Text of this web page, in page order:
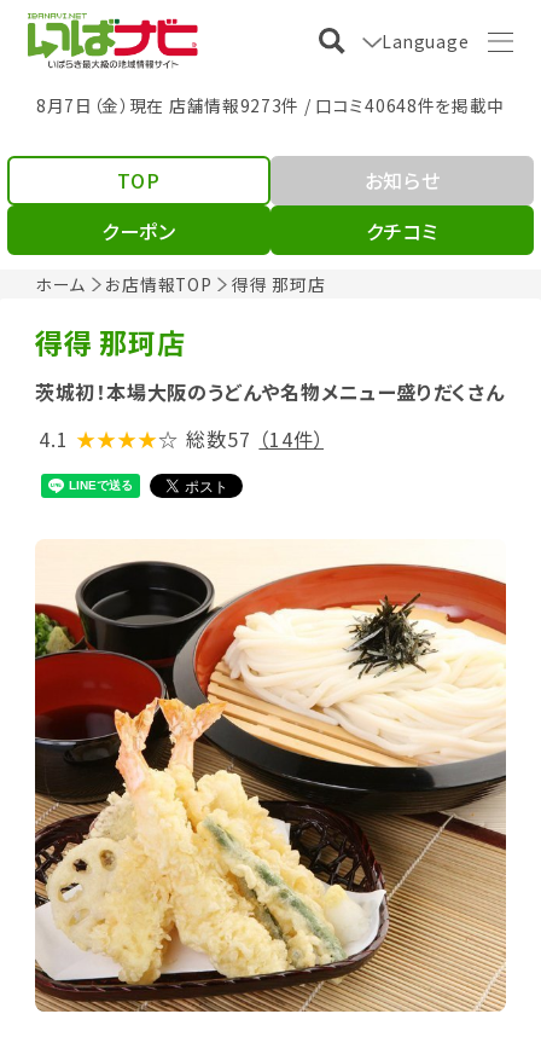
Language
8月7日（金）現在 店舗情報9273件 / 口コミ40648件を掲載中
ホーム お店情報TOP 得得 那珂店
TOP
お知らせ
クーポン
クチコミ
得得 那珂店
茨城初！本場大阪のうどんや名物メニュー盛りだくさん
4.1 ★★★★☆ 総数57 （14件）